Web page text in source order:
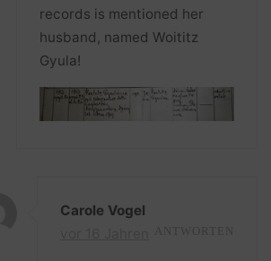
records is mentioned her
husband, named Woititz
Gyula!
Carole Vogel